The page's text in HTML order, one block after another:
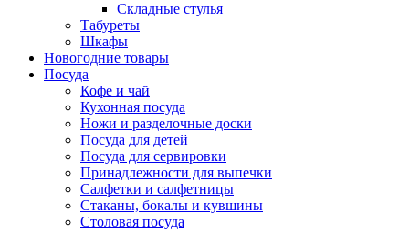
Складные стулья
Табуреты
Шкафы
Новогодние товары
Посуда
Кофе и чай
Кухонная посуда
Ножи и разделочные доски
Посуда для детей
Посуда для сервировки
Принадлежности для выпечки
Салфетки и салфетницы
Стаканы, бокалы и кувшины
Столовая посуда